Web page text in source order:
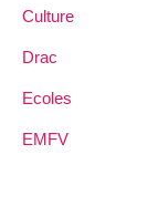
Culture
Drac
Ecoles
EMFV